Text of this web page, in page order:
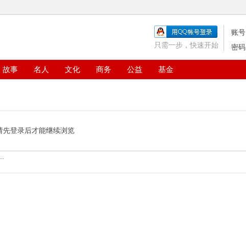
账号
密码
只需一步，快速开始
故事 名人 文化 商务 公益 基金
先登录后才能继续浏览